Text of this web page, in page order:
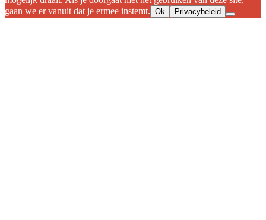
gaan we er vanuit dat je ermee instemt. Ok Privacybeleid